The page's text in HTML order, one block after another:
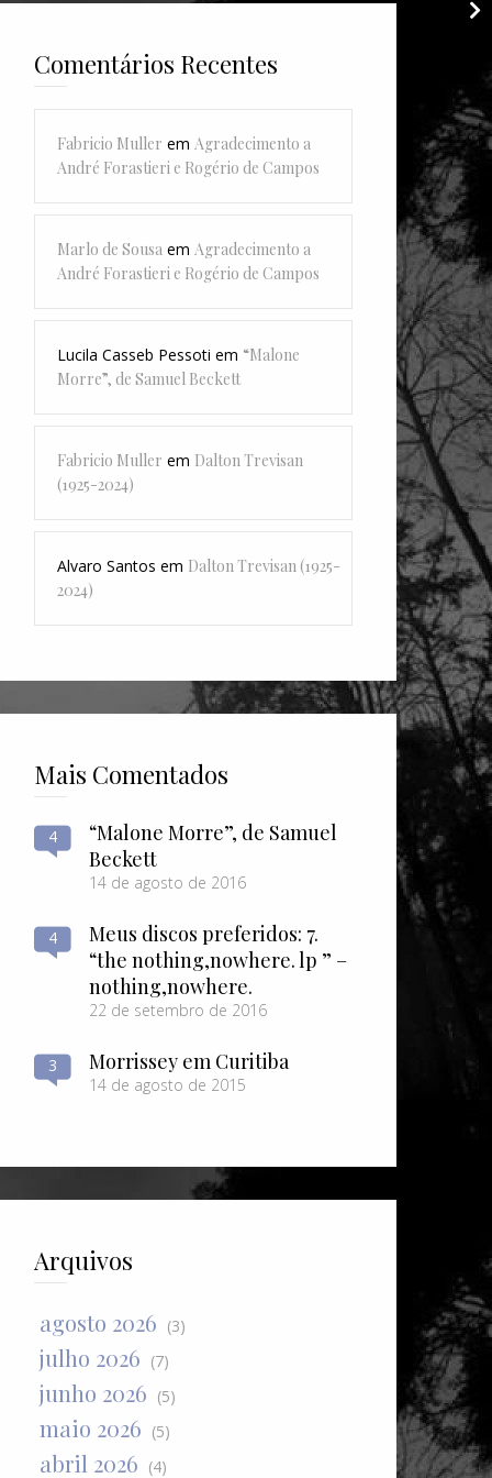
Comentários Recentes
Fabricio Muller em Agradecimento a
André Forastieri e Rogério de Campos
Marlo de Sousa em Agradecimento a
André Forastieri e Rogério de Campos
Lucila Casseb Pessoti em “Malone
Morre”, de Samuel Beckett
Fabricio Muller em Dalton Trevisan
(1925-2024)
Alvaro Santos em Dalton Trevisan (1925-
2024)
Mais Comentados
4
“Malone Morre”, de Samuel
Beckett
14 de agosto de 2016
4
Meus discos preferidos: 7.
“the nothing​,​nowhere. lp ” –
nothing​,​nowhere.
22 de setembro de 2016
3 Morrissey em Curitiba
14 de agosto de 2015
Arquivos
agosto 2026 (3)
julho 2026 (7)
junho 2026 (5)
maio 2026 (5)
abril 2026 (4)